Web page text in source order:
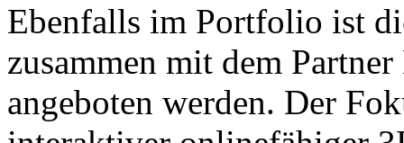
Ebenfalls im Portfolio ist
zusammen mit dem
angeboten werden. Der